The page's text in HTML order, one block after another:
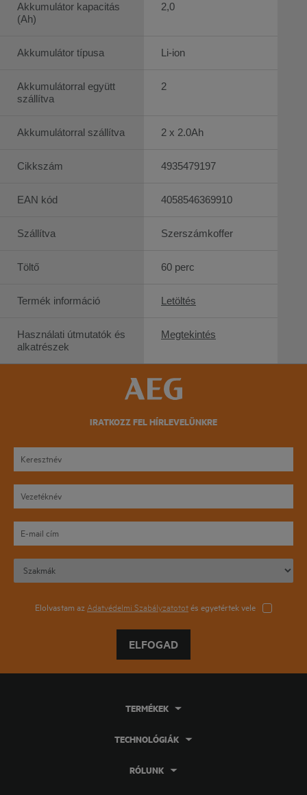
Akkumulátor kapacitás
(Ah)
Akkumulátor típusa
Akkumulátorral együtt
szállítva
Akkumulátorral szállítva
Cikkszám
EAN kód
Szállítva
Töltő
Termék információ
Használati útmutatók és
alkatrészek
2,0
Li-ion
2
2 x 2.0Ah
4935479197
4058546369910
Szerszámkoffer
60 perc
Letöltés
Megtekintés
IRATKOZZ FEL HÍRLEVELÜNKRE
Elolvastam az Adatvédelmi Szabályzatototés egyetértek vele
ELFOGAD
TERMÉKEK
TECHNOLÓGIÁK
RÓLUNK